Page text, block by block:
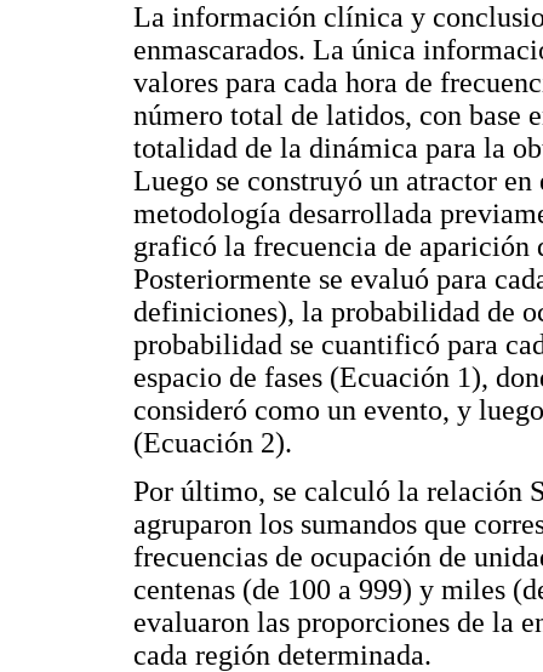
La información clínica y
enmascarados. La única
valores para cada hora de
número total de latidos, con base
totalidad de la dinámica para la
Luego se construyó un atractor
metodología desarrollada
graficó la frecuencia de aparición
Posteriormente se evaluó para
definiciones), la probabilidad de
probabilidad se cuantificó para
espacio de fases (Ecuación 1),
consideró como un evento, y
(Ecuación 2).
Por último, se calculó la relación
agruparon los sumandos que
frecuencias de ocupación de
centenas (de 100 a 999) y miles
evaluaron las proporciones de la
cada región determinada.